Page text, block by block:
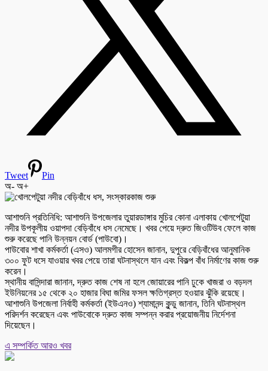
Tweet
Pin
অ- অ+
আশাশুনি প্রতিনিধি: আশাশুনি উপজেলার তুয়ারডাঙ্গার মুচির কোনা এলাকায় খোলপেটুয়া
নদীর উপকূলীয় ওয়াপদা বেড়িবাঁধে ধস নেমেছে। খবর পেয়ে দ্রুত জিওটিউব ফেলে কাজ
শুরু করেছে পানি উন্নয়ন বোর্ড (পাউবো)।
পাউবোর শাখা কর্মকর্তা (এসও) আলমগীর হোসেন জানান, দুপুরে বেড়িবাঁধের আনুমানিক
৩০০ ফুট ধসে যাওয়ার খবর পেয়ে তারা ঘটনাস্থলে যান এবং বিকল্প বাঁধ নির্মাণের কাজ শুরু
করেন।
স্থানীয় বাসিন্দারা জানান, দ্রুত কাজ শেষ না হলে জোয়ারের পানি ঢুকে খাজরা ও বড়দল
ইউনিয়নের ১৫ থেকে ২০ হাজার বিঘা জমির ফসল ক্ষতিগ্রস্ত হওয়ার ঝুঁকি রয়েছে।
আশাশুনি উপজেলা নির্বাহী কর্মকর্তা (ইউএনও) শ্যামানন্দ কুন্ডু জানান, তিনি ঘটনাস্থল
পরিদর্শন করেছেন এবং পাউবোকে দ্রুত কাজ সম্পন্ন করার প্রয়োজনীয় নির্দেশনা
দিয়েছেন।
এ সম্পর্কিত আরও খবর